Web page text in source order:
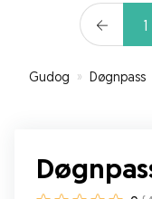
det helt
1
Gudog » Døgnpass